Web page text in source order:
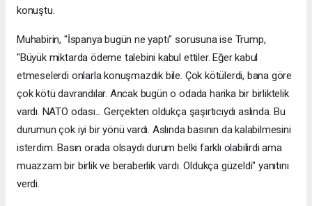
konuştu.
Muhabirin, "İspanya bugün ne yaptı" sorusuna ise Trump,
"Büyük miktarda ödeme talebini kabul ettiler. Eğer kabul
etmeselerdi onlarla konuşmazdık bile. Çok kötülerdi, bana göre
çok kötü davrandılar. Ancak bugün o odada harika bir birliktelik
vardı. NATO odası... Gerçekten oldukça şaşırtıcıydı aslında. Bu
durumun çok iyi bir yönü vardı. Aslında basının da kalabilmesini
isterdim. Basın orada olsaydı durum belki farklı olabilirdi ama
muazzam bir birlik ve beraberlik vardı. Oldukça güzeldi" yanıtını
verdi.